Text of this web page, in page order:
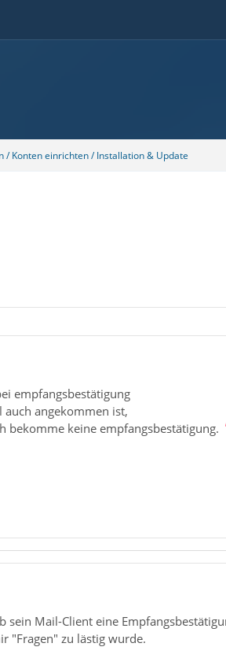
/ Konten einrichten / Installation & Update
empfangsbestätigung
angekommen ist,
bekomme keine empfangsbestätigung.
sein Mail-Client eine
"Fragen" zu lästig wurde.